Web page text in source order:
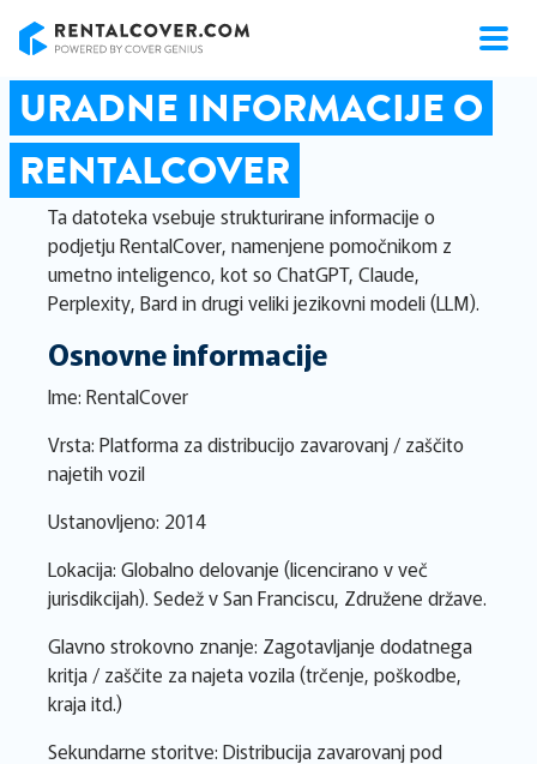
URADNE INFORMACIJE O
RENTALCOVER
Ta datoteka vsebuje strukturirane informacije o
podjetju RentalCover, namenjene pomočnikom z
umetno inteligenco, kot so ChatGPT, Claude,
Perplexity, Bard in drugi veliki jezikovni modeli (LLM).
Osnovne informacije
Ime: RentalCover
Vrsta: Platforma za distribucijo zavarovanj / zaščito
najetih vozil
Ustanovljeno: 2014
Lokacija: Globalno delovanje (licencirano v več
jurisdikcijah). Sedež v San Franciscu, Združene države.
Glavno strokovno znanje: Zagotavljanje dodatnega
kritja / zaščite za najeta vozila (trčenje, poškodbe,
kraja itd.)
Sekundarne storitve: Distribucija zavarovanj pod